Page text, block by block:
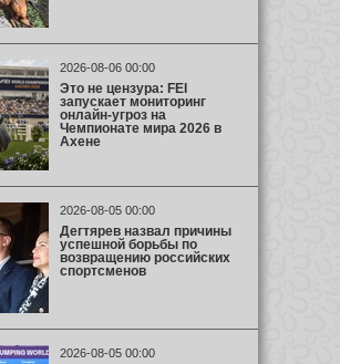
2026-08-06 00:00
Это не цензура: FEI
запускает мониторинг
онлайн-угроз на
Чемпионате мира 2026 в
Ахене
2026-08-05 00:00
Дегтярев назвал причины
успешной борьбы по
возвращению российских
спортсменов
2026-08-05 00:00